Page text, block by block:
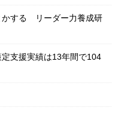
かする リーダー力養成研
支援実績は13年間で104